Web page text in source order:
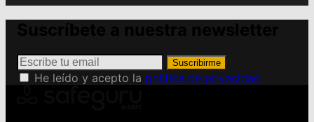
Suscribirme
He leído y acepto la política de privacidad